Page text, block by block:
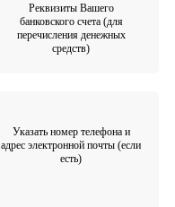
Реквизиты Вашего
банковского счета (для
перечисления денежных
средств)
Указать номер телефона и
адрес электронной почты (если
есть)